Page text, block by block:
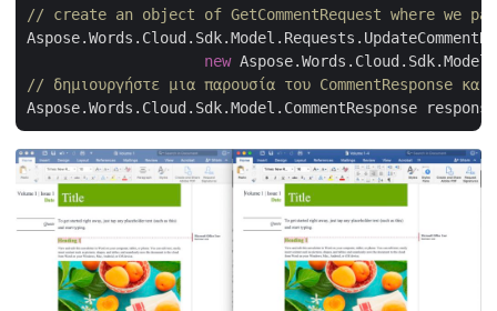
// create an object of GetCommentRequest where we
new
// δημιουργήστε μια παρουσία του CommentResponse